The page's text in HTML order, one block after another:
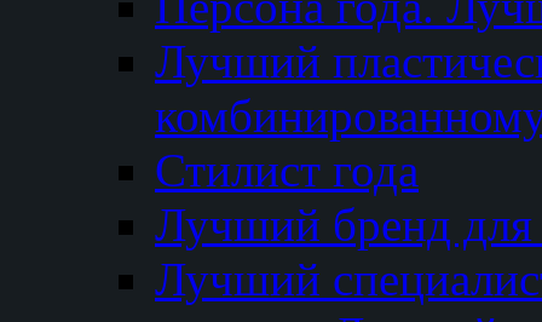
Лучший
Стилист года
Лучший бренд
Лучший